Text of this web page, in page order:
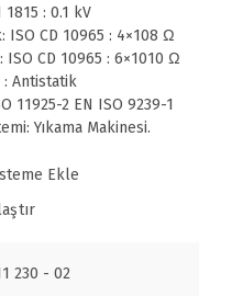
: 0.1 kV
ISO CD 10965 : 4×108 Ω
CD 10965 : 6×1010 Ω
Antistatik
11925-2 EN ISO 9239-1
Yıkama Makinesi.
Ekle
230 - 02